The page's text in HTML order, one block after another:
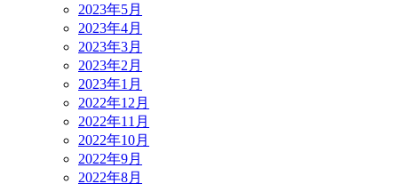
2023年5月
2023年4月
2023年3月
2023年2月
2023年1月
2022年12月
2022年11月
2022年10月
2022年9月
2022年8月